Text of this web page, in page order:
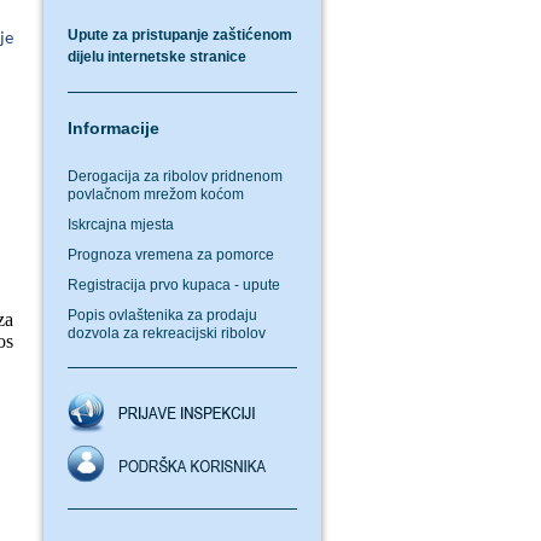
Upute za pristupanje zaštićenom
dijelu internetske stranice
Informacije
Derogacija za ribolov pridnenom
povlačnom mrežom koćom
Iskrcajna mjesta
Prognoza vremena za pomorce
Registracija prvo kupaca - upute
Popis ovlaštenika za prodaju
dozvola za rekreacijski ribolov